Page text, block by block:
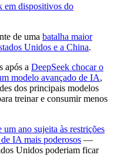
em dispositivos do
de uma batalha maior
Unidos e a China.
após a DeepSeek chocar o
modelo avançado de IA,
dos principais modelos
treinar e consumir menos
um ano sujeita às restrições
IA mais poderosos —
Unidos poderiam ficar